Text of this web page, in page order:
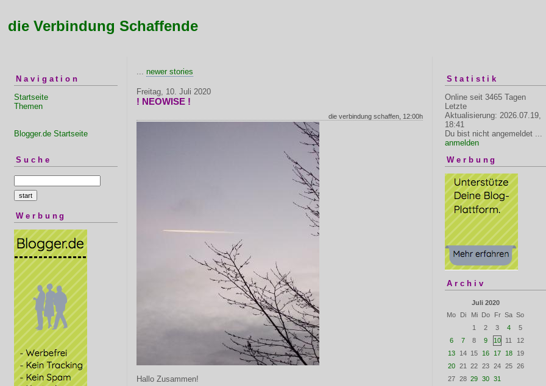
die Verbindung Schaffende
Navigation
Startseite
Themen
Blogger.de Startseite
Suche
Werbung
... newer stories
Freitag, 10. Juli 2020
! NEOWISE !
die verbindung schaffen, 12:00h
Hallo Zusammen!
Statistik
Online seit 3465 Tagen
Letzte
Aktualisierung: 2026.07.19,
18:41
Du bist nicht angemeldet ...
anmelden
Werbung
Archiv
Juli 2020
Mo
Di Mi Do Fr Sa So
1
2 3 4
5
6
7 8 9 10 11
12
13
14 15 16 17 18
19
20
21 22 23 24 25
26
27
28 29 30 31